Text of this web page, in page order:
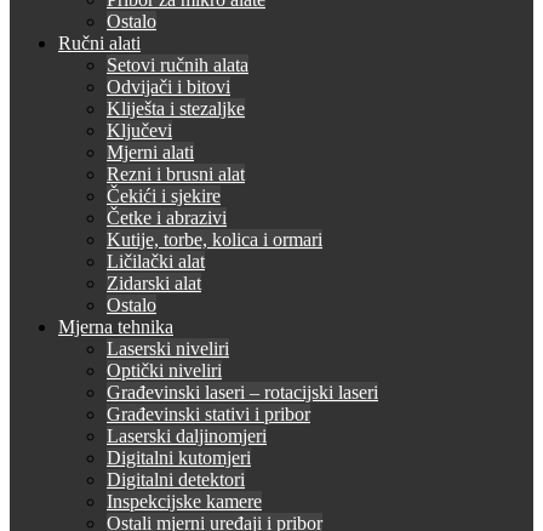
Ostalo
Ručni alati
Setovi ručnih alata
Odvijači i bitovi
Kliješta i stezaljke
Ključevi
Mjerni alati
Rezni i brusni alat
Čekići i sjekire
Četke i abrazivi
Kutije, torbe, kolica i ormari
Ličilački alat
Zidarski alat
Ostalo
Mjerna tehnika
Laserski niveliri
Optički niveliri
Građevinski laseri – rotacijski laseri
Građevinski stativi i pribor
Laserski daljinomjeri
Digitalni kutomjeri
Digitalni detektori
Inspekcijske kamere
Ostali mjerni uređaji i pribor